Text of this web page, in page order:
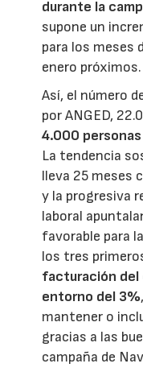
durante la
supone un
para los meses
enero próximos.
Así, el número
por ANGED,
4.000
La tendencia
lleva 25 meses
y la progresiva
laboral
favorable para
los tres
facturación del
entorno del 3%
mantener o
gracias a las
campaña de